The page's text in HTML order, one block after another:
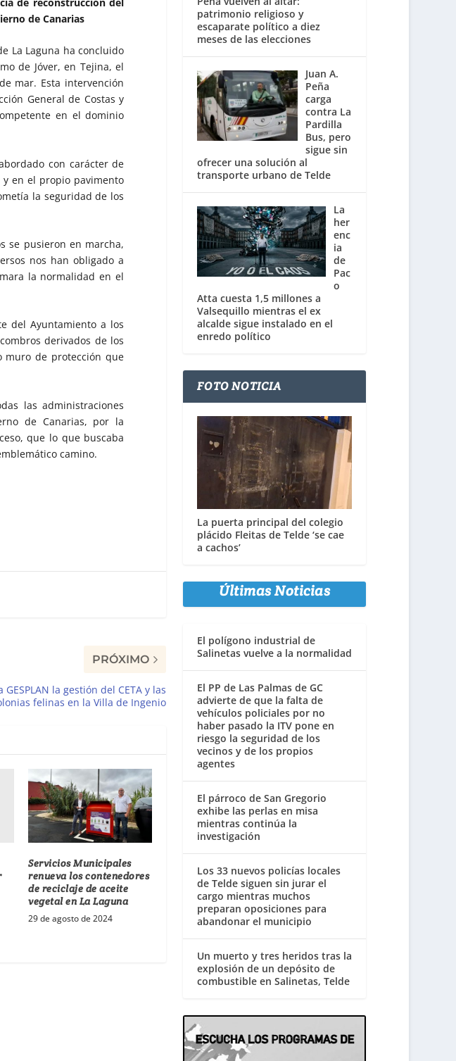
de Canarias
La Laguna ha concluido
de Jóver, en Tejina, el
mar. Esta intervención
General de Costas y
en el dominio
con carácter de
en el propio pavimento
la seguridad de los
se pusieron en marcha,
nos han obligado a
la normalidad en el
del Ayuntamiento a los
derivados de los
muro de protección que
las administraciones
de Canarias, por la
que lo que buscaba
camino.
PRÓXIMO
GESPLAN la gestión del CETA y las
felinas en la Villa de Ingenio
Servicios Municipales
renueva los contenedores
de reciclaje de aceite
vegetal en La Laguna
29 de agosto de 2024
patrimonio religioso y
escaparate político a diez
meses de las elecciones
Juan A.
Peña
carga
contra La
Pardilla
Bus, pero
sigue sin
ofrecer una solución al
transporte urbano de Telde
La
her
enc
ia
de
Pac
o
Atta cuesta 1,5 millones a
Valsequillo mientras el ex
alcalde sigue instalado en el
enredo político
FOTO NOTICIA
La puerta principal del colegio
plácido Fleitas de Telde ‘se cae
a cachos’
Últimas Noticias
El polígono industrial de
Salinetas vuelve a la normalidad
El PP de Las Palmas de GC
advierte de que la falta de
vehículos policiales por no
haber pasado la ITV pone en
riesgo la seguridad de los
vecinos y de los propios
agentes
El párroco de San Gregorio
exhibe las perlas en misa
mientras continúa la
investigación
Los 33 nuevos policías locales
de Telde siguen sin jurar el
cargo mientras muchos
preparan oposiciones para
abandonar el municipio
Un muerto y tres heridos tras la
explosión de un depósito de
combustible en Salinetas, Telde